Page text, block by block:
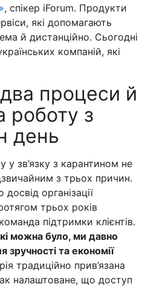
, спікер iForum. Продукти
які допомагають
й дистанційно. Сьогодні
компаній, які
процеси й
роботу з
день
у зв’язку з карантином не
з трьох причин.
організації
трьох років
підтримки клієнтів.
можна було, ми давно
зручності та економії
традиційно прив’язана
налаштоване, що доступ